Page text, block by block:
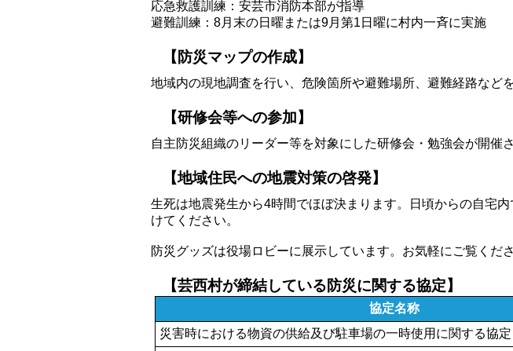
応急救護訓練：安芸市消防本部が指導
避難訓練：8月末の日曜または9月第1日曜に村内一斉に実施
【防災マップの作成】
地域内の現地調査を行い、危険箇所や避難場所、避難経路など
【研修会等への参加】
自主防災組織のリーダー等を対象にした研修会・勉強会が開催
【地域住民への地震対策の啓発】
生死は地震発生から4時間でほぼ決まります。日頃からの自宅
けてください。
防災グッズは役場ロビーに展示しています。お気軽にご覧くださ
【芸西村が締結している防災に関する協定】
協定名称
災害時における物資の供給及び駐車場の一時使用に関する協定